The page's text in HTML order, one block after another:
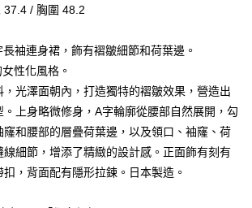
含以上)免運費
含以上)免運費
含以上)免運費
含以上)免運費
37.4 / 胸圍 48.2
袖連身裙，飾有褶皺細節和荷葉邊。
性化風格。
光澤面朝內，打造獨特的褶皺效果，營造出
。上身略微修身，A字輪廓從腰部自然展開，勾
和腰部的層疊荷葉邊，以及領口、袖窿、荷
細節，增添了精緻的設計感。正面飾有刻有
，背面配有隱形拉鍊。日本製造。